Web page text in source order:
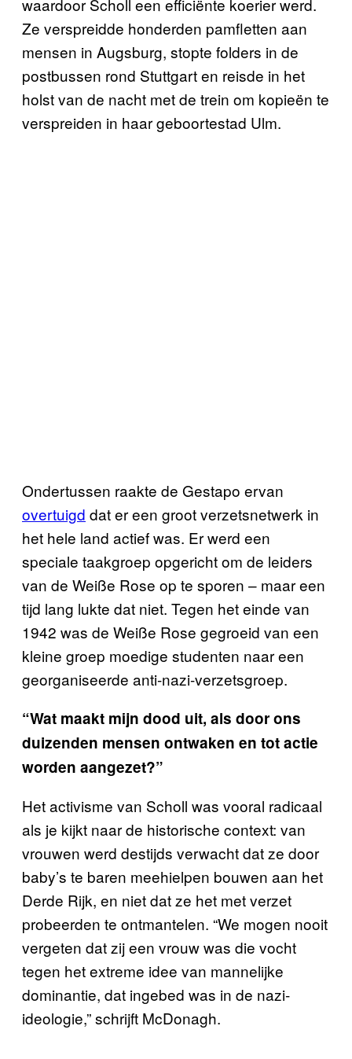
waardoor Scholl een efficiënte koerier werd.
Ze verspreidde honderden pamfletten aan
mensen in Augsburg, stopte folders in de
postbussen rond Stuttgart en reisde in het
holst van de nacht met de trein om kopieën te
verspreiden in haar geboortestad Ulm.
Ondertussen raakte de Gestapo ervan
overtuigd dat er een groot verzetsnetwerk in
het hele land actief was. Er werd een
speciale taakgroep opgericht om de leiders
van de Weiße Rose op te sporen – maar een
tijd lang lukte dat niet. Tegen het einde van
1942 was de Weiße Rose gegroeid van een
kleine groep moedige studenten naar een
georganiseerde anti-nazi-verzetsgroep.
“Wat maakt mijn dood uit, als door ons
duizenden mensen ontwaken en tot actie
worden aangezet?”
Het activisme van Scholl was vooral radicaal
als je kijkt naar de historische context: van
vrouwen werd destijds verwacht dat ze door
baby’s te baren meehielpen bouwen aan het
Derde Rijk, en niet dat ze het met verzet
probeerden te ontmantelen. “We mogen nooit
vergeten dat zij een vrouw was die vocht
tegen het extreme idee van mannelijke
dominantie, dat ingebed was in de nazi-
ideologie,” schrijft McDonagh.